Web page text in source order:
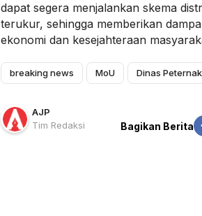
dapat segera menjalankan skema
terukur, sehingga memberikan
ekonomi dan kesejahteraan
breaking news MoU Dinas
AJP
Tim Redaksi
Bagikan Berita